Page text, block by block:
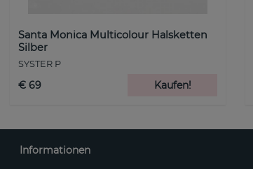
Santa Monica Multicolour Halsketten
Silber
SYSTER P
€ 69 Kaufen!
Informationen